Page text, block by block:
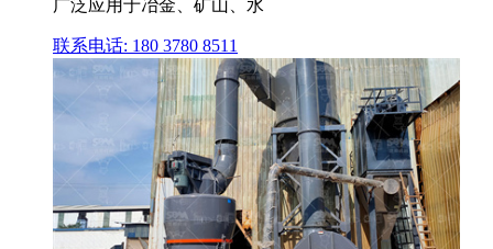
广泛应用于冶金、矿山、水
联系电话: 180 3780 8511